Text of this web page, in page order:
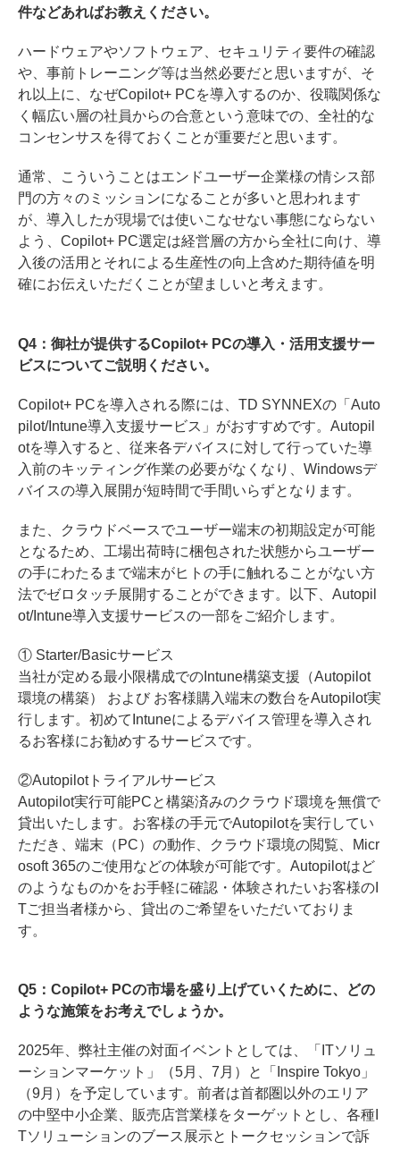
件などあればお教えください。
ハードウェアやソフトウェア、セキュリティ要件の確認
や、事前トレーニング等は当然必要だと思いますが、そ
れ以上に、なぜCopilot+ PCを導入するのか、役職関係な
く幅広い層の社員からの合意という意味での、全社的な
コンセンサスを得ておくことが重要だと思います。
通常、こういうことはエンドユーザー企業様の情シス部
門の方々のミッションになることが多いと思われます
が、導入したが現場では使いこなせない事態にならない
よう、Copilot+ PC選定は経営層の方から全社に向け、導
入後の活用とそれによる生産性の向上含めた期待値を明
確にお伝えいただくことが望ましいと考えます。
Q4：御社が提供するCopilot+ PCの導入・活用支援サー
ビスについてご説明ください。
Copilot+ PCを導入される際には、TD SYNNEXの「Auto
pilot/Intune導入支援サービス」がおすすめです。Autopil
otを導入すると、従来各デバイスに対して行っていた導
入前のキッティング作業の必要がなくなり、Windowsデ
バイスの導入展開が短時間で手間いらずとなります。
また、クラウドベースでユーザー端末の初期設定が可能
となるため、工場出荷時に梱包された状態からユーザー
の手にわたるまで端末がヒトの手に触れることがない方
法でゼロタッチ展開することができます。以下、Autopil
ot/Intune導入支援サービスの一部をご紹介します。
① Starter/Basicサービス
当社が定める最小限構成でのIntune構築支援（Autopilot
環境の構築） および お客様購入端末の数台をAutopilot実
行します。初めてIntuneによるデバイス管理を導入され
るお客様にお勧めするサービスです。
②Autopilotトライアルサービス
Autopilot実行可能PCと構築済みのクラウド環境を無償で
貸出いたします。お客様の手元でAutopilotを実行してい
ただき、端末（PC）の動作、クラウド環境の閲覧、Micr
osoft 365のご使用などの体験が可能です。Autopilotはど
のようなものかをお手軽に確認・体験されたいお客様のI
Tご担当者様から、貸出のご希望をいただいておりま
す。
Q5：Copilot+ PCの市場を盛り上げていくために、どの
ような施策をお考えでしょうか。
2025年、弊社主催の対面イベントとしては、「ITソリュ
ーションマーケット」（5月、7月）と「Inspire Tokyo」
（9月）を予定しています。前者は首都圏以外のエリア
の中堅中小企業、販売店営業様をターゲットとし、各種I
Tソリューションのブース展示とトークセッションで訴